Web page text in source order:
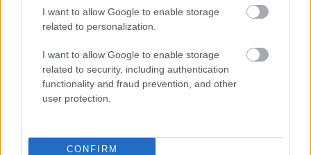
I want to allow Google to enable storage
related to personalization.
I want to allow Google to enable storage
related to security, including authentication
functionality and fraud prevention, and other
user protection.
CONFIRM